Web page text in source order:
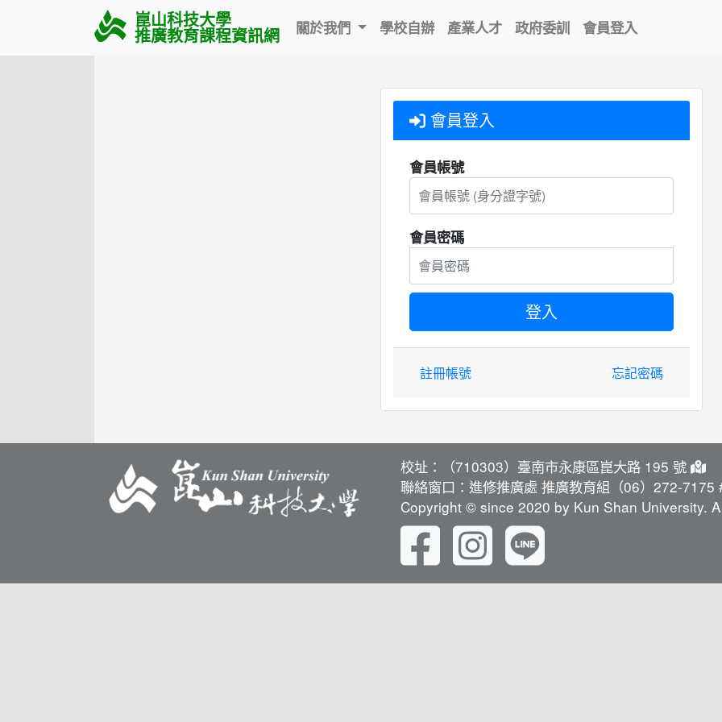
崑山科技大學
推廣教育課程資訊網 關於我們 學校自辦 產業人才 政府委訓 會員登入
會員登入
會員帳號
會員密碼
註冊帳號 忘記密碼
校址：（710303）臺南市永康區崑大路 195 號
聯絡窗口：進修推廣處 推廣教育組（06）272-7175
Copyright © since 2020 by Kun Shan University.